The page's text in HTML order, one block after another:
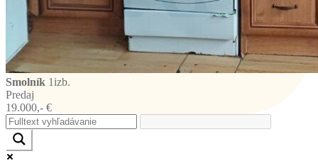
Smolník 1izb.
Predaj
19.000,- €